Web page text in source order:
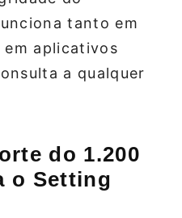
tanto em
em aplicativos
a qualquer
do 1.200
o Setting